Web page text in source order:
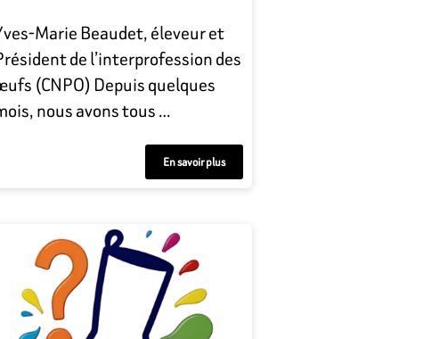
Marie Beaudet, éleveur et
de l’interprofession des
(CNPO) Depuis quelques
nous avons tous …
En savoir plus